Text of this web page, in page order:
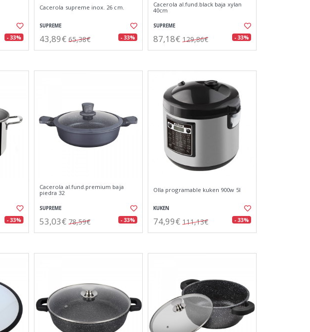
- 33%
Cacerola supreme inox. 26 cm.
SUPREME
43,89€ 65,38€ - 33%
Cacerola al.fund.black baja xylan
40cm
SUPREME
87,18€ 129,86€ - 33%
- 33%
Cacerola al.fund.premium baja
piedra 32
SUPREME
53,03€ 78,59€ - 33%
Olla programable kuken 900w 5l
KUKEN
74,99€ 111,13€ - 33%